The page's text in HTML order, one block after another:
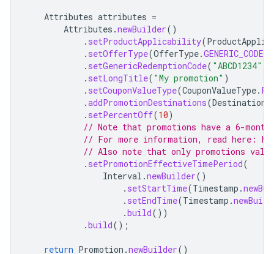
Attributes attributes =
Attributes .newBuilder()
. setProductApplicability(
. setOfferType(OfferType.GENERIC_CODE
. setGenericRedemptionCode( "ABCD1234"
. setLongTitle( "My promotion" )
. setCouponValueType(CouponValueType.
.addPromotionDestinations(
. setPercentOff(10)
// Note that promotions have a 6-
// For more information, read here:
// Also note that only promotions
. setPromotionEffectiveTimePeriod(
Interval .newBuilder()
. setStartTime(Timestamp .
. setEndTime(Timestamp .
.build())
.build();
return Promotion .newBuilder()